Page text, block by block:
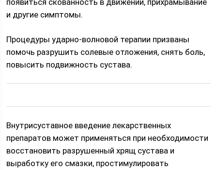
и другие симптомы.
Процедуры ударно-волновой терапии призваны
помочь разрушить солевые отложения, снять боль,
повысить подвижность сустава.
Внутрисуставное введение лекарственных
препаратов может применяться при необходимости
восстановить разрушенный хрящ сустава и
выработку его смазки, простимулировать